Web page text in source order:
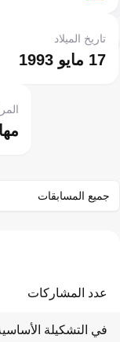
17 مايو 1993
تاريخ الميلاد
جميع المسابقات
عدد المشاركات
في التشكيلة